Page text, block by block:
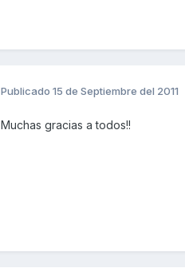
Publicado 15 de Septiembre del 2011
Muchas gracias a todos!!